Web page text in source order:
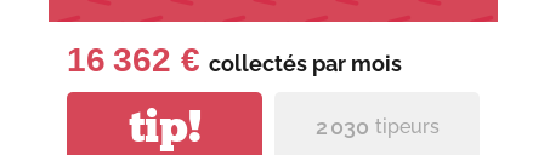
16 362 € collectés par mois
tip! 2 030 tipeurs